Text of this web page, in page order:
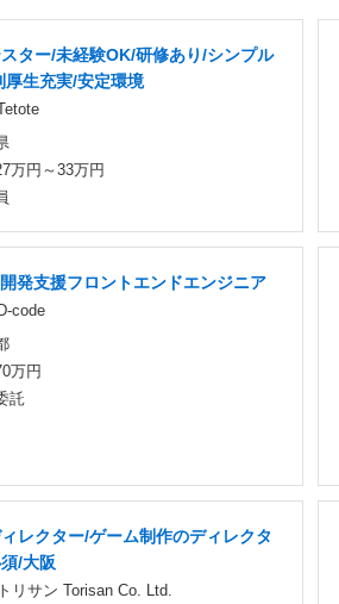
ター/未経験OK/研修あり/シンプル
厚生充実/安定環境
万円～33万円
発支援フロントエンドエンジニア
code
万円
託
レクター/ゲーム制作のディレクタ
/大阪
リサン Torisan Co. Ltd.